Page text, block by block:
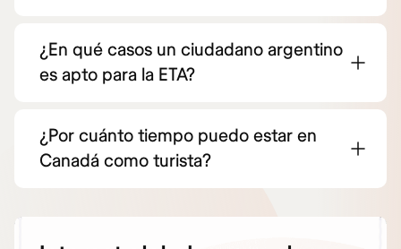
¿En qué casos un ciudadano argentino
es apto para la ETA?
¿Por cuánto tiempo puedo estar en
Canadá como turista?